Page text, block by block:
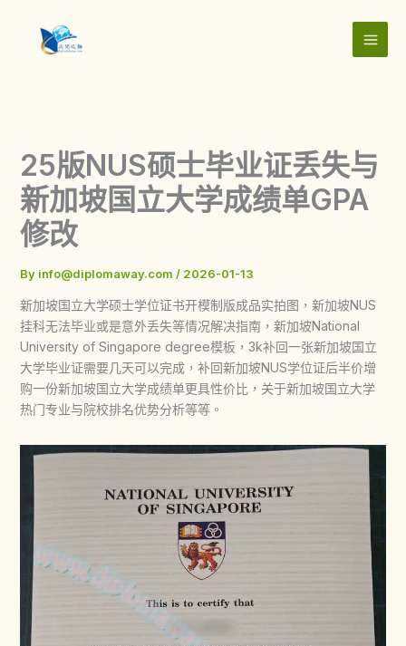
content
25版NUS硕士毕业证丢失与
新加坡国立大学成绩单GPA
修改
By info@diplomaway.com / 2026-01-13
新加坡国立大学硕士学位证书开模制版成品实拍图，新加坡NUS
挂科无法毕业或是意外丢失等情况解决指南，新加坡National
University of Singapore degree模板，3k补回一张新加坡国立
大学毕业证需要几天可以完成，补回新加坡NUS学位证后半价增
购一份新加坡国立大学成绩单更具性价比，关于新加坡国立大学
热门专业与院校排名优势分析等等。